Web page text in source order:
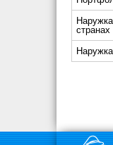
странах